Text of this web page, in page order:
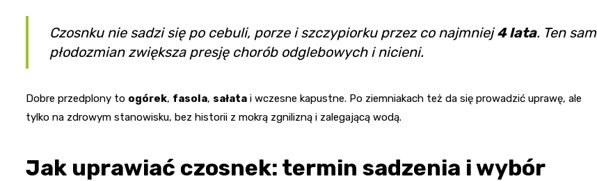
Czosnku nie sadzi się po cebuli, porze i szczypiorku przez co najmniej4 lata. Ten sam
płodozmian zwiększa presję chorób odglebowych i nicieni.
Dobre przedplony to ogórek, fasola, sałata i wczesne kapustne. Po ziemniakach też da się prowadzić uprawę, ale
tylko na zdrowym stanowisku, bez historii z mokrą zgnilizną i zalegającą wodą.
Jak uprawiać czosnek: termin sadzenia i wybór